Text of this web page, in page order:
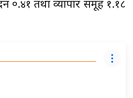
०.४१ तथा व्यापार समूह १.१८